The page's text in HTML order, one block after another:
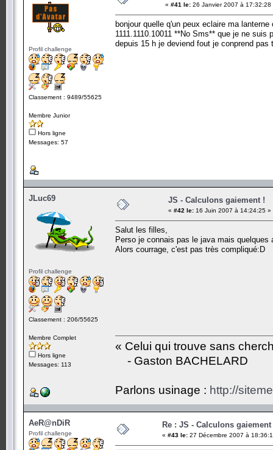
Profil challenge
Classement : 9489/55625
Membre Junior
Hors ligne
Messages: 57
« #41 le: 26 Janvier 2007 à 17:32:28
bonjour quelle q'un peux eclaire ma
1111.1110.10011 **No Sms** que je ne
depuis 15 h je deviend fout je conprend pas
JLuc69
Profil challenge
Classement : 206/55625
Membre Complet
Hors ligne
Messages: 113
JS - Calculons gaiement !
« #42 le: 16 Juin 2007 à 14:24:25 »
Salut les filles,
Perso je connais pas le java mais
Alors courrage, c'est pas très compliqué:D
« Celui qui trouve sans
- Gaston BACHELARD
Parlons usinage : http://
AeR@nDiR
Profil challenge
Re : JS - Calculons gaiement
« #43 le: 27 Décembre 2007 à